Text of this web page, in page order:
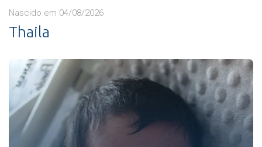
Nascido em 04/08/2026
Thaila